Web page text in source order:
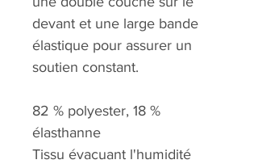
devant et une large bande
élastique pour assurer un
soutien constant.
82 % polyester, 18 %
élasthanne
Tissu évacuant l'humidité